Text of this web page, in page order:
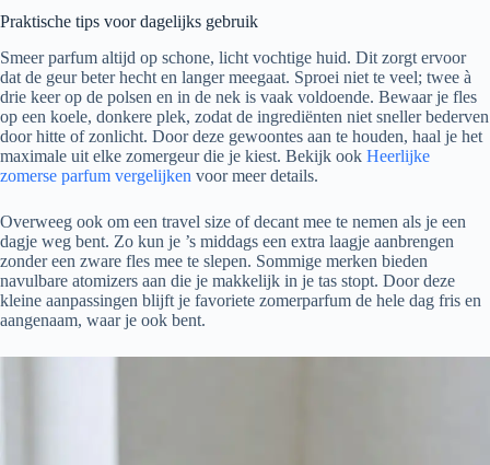
Praktische tips voor dagelijks gebruik
Smeer parfum altijd op schone, licht vochtige huid. Dit zorgt ervoor
dat de geur beter hecht en langer meegaat. Sproei niet te veel; twee à
drie keer op de polsen en in de nek is vaak voldoende. Bewaar je fles
op een koele, donkere plek, zodat de ingrediënten niet sneller bederven
door hitte of zonlicht. Door deze gewoontes aan te houden, haal je het
maximale uit elke zomergeur die je kiest. Bekijk ook Heerlijke
zomerse parfum vergelijken voor meer details.
Overweeg ook om een travel size of decant mee te nemen als je een
dagje weg bent. Zo kun je ’s middags een extra laagje aanbrengen
zonder een zware fles mee te slepen. Sommige merken bieden
navulbare atomizers aan die je makkelijk in je tas stopt. Door deze
kleine aanpassingen blijft je favoriete zomerparfum de hele dag fris en
aangenaam, waar je ook bent.